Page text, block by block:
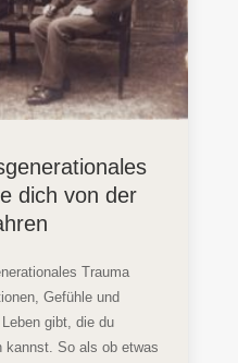
dich von der
Trauma
Gefühle und
gibt, die du
kannst. So als ob etwas